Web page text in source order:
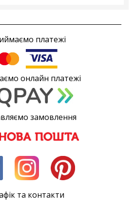
платежі
онлайн платежі
замовлення
та контакти